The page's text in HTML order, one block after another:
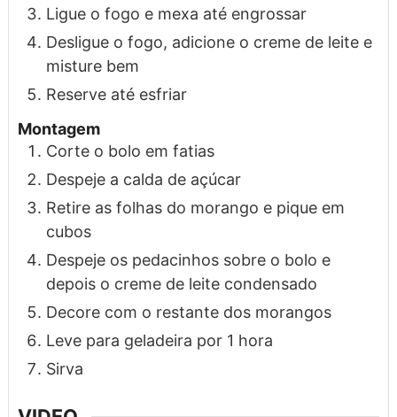
Ligue o fogo e mexa até engrossar
Desligue o fogo, adicione o creme de leite e
misture bem
Reserve até esfriar
Montagem
Corte o bolo em fatias
Despeje a calda de açúcar
Retire as folhas do morango e pique em
cubos
Despeje os pedacinhos sobre o bolo e
depois o creme de leite condensado
Decore com o restante dos morangos
Leve para geladeira por 1 hora
Sirva